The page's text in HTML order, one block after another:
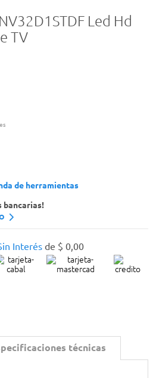
Led Hd
TV
de herramientas
bancarias!
Interés de $ 0,00
técnicas